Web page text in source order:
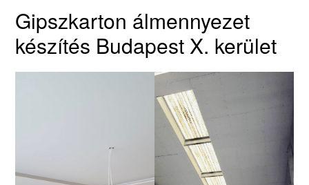
Gipszkarton álmennyezet
készítés Budapest X. kerület